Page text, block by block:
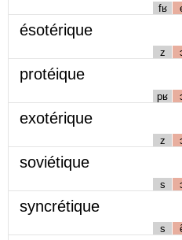
fʁ
ésotérique
z
protéique
pʁ
exotérique
z
soviétique
s
syncrétique
s